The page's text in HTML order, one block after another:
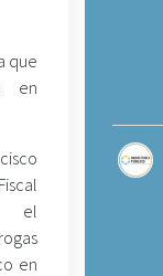
que
en
el
en